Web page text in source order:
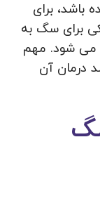
باشد، برای
برای سگ به
می شود. مهم
درمان آن